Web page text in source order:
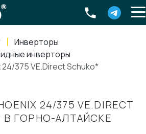
Инверторы
инверторы
375 VE.Direct Schuko*
24/375 VE.DIRECT
В ГОРНО-АЛТАЙСКЕ
область Екатеринбург ,